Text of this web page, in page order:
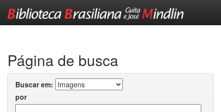
Página de busca
Buscar em:
por